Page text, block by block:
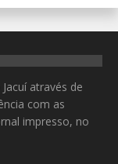
através de
com as
impresso, no